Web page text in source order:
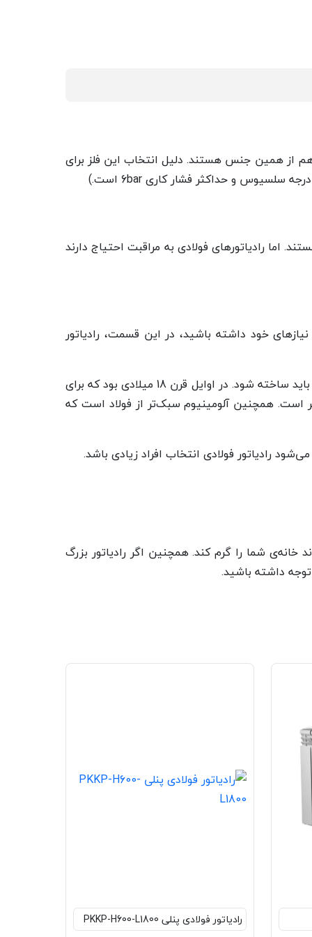
هم از همین جنس هستند. دلیل انتخاب این فلز برای
اما رادیاتورهای فولادی به مراقبت احتیاج دارند
خود داشته باشید، در این قسمت، رادیاتور
در ابتدا، بهتر است با طبیعت این دو فلز آشنا شوید. فلز آلومینیوم، به صورت طبیعی در طبیعت وجود ندارد و در حقیقت باید ساخته شود. در اوایل قرن 18 میلادی بود که برای
است. همچنین آلومینیوم سبک‌تر از فولاد است که
رادیاتور فولادی انتخاب افراد زیادی باشد.
خانه‌ی شما را گرم کند. همچنین اگر رادیاتور بزرگ
توجه داشته باشید.
رادیاتور فولادی پنلی PKKP-H600-L1800